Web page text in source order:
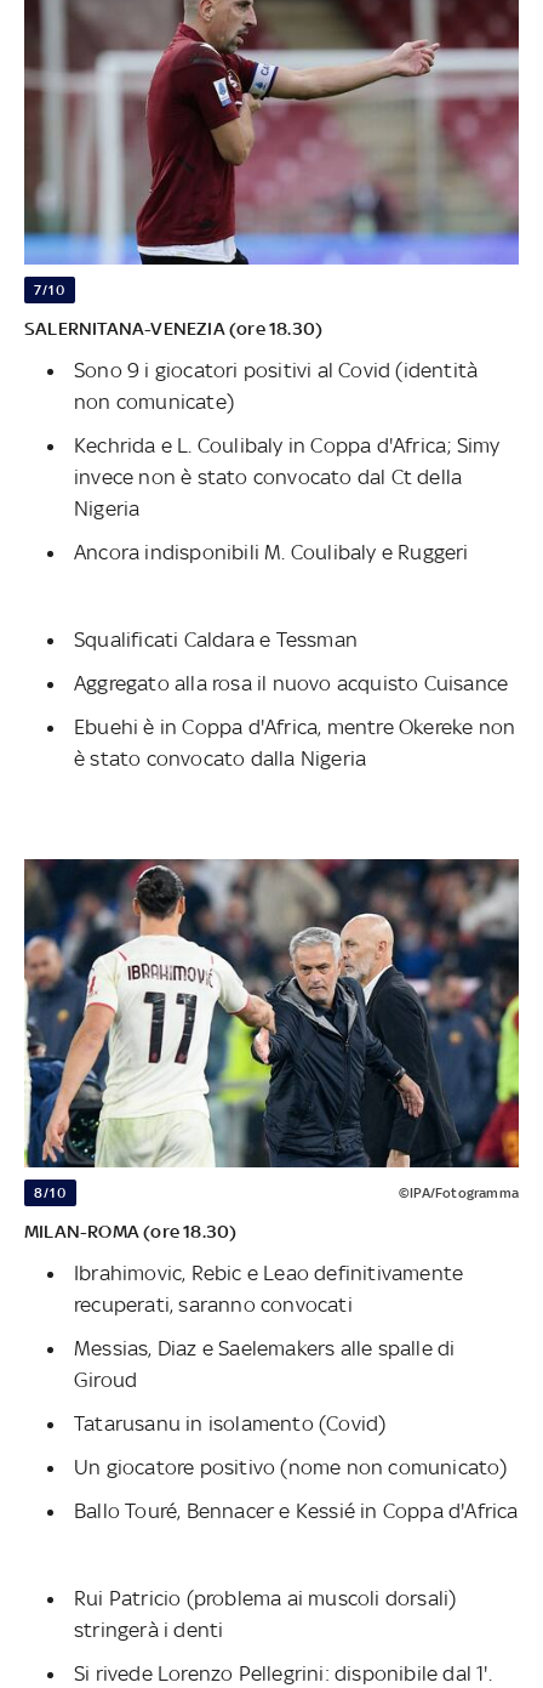
7/10
SALERNITANA-VENEZIA (ore 18.30)
Sono 9 i giocatori positivi al Covid (identità
non comunicate)
Kechrida e L. Coulibaly in Coppa d'Africa; Simy
invece non è stato convocato dal Ct della
Nigeria
Ancora indisponibili M. Coulibaly e Ruggeri
Squalificati Caldara e Tessman
Aggregato alla rosa il nuovo acquisto Cuisance
Ebuehi è in Coppa d'Africa, mentre Okereke non
è stato convocato dalla Nigeria
8/10 ©IPA/Fotogramma
MILAN-ROMA (ore 18.30)
Ibrahimovic, Rebic e Leao definitivamente
recuperati, saranno convocati
Messias, Diaz e Saelemakers alle spalle di
Giroud
Tatarusanu in isolamento (Covid)
Un giocatore positivo (nome non comunicato)
Ballo Touré, Bennacer e Kessié in Coppa d'Africa
Rui Patricio (problema ai muscoli dorsali)
stringerà i denti
Si rivede Lorenzo Pellegrini: disponibile dal 1'.